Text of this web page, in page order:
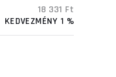
18 331 Ft
KEDVEZMÉNY 1 %